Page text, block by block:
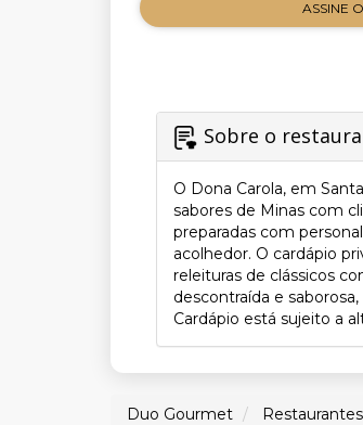
ASSINE
Sobre o
O Dona Carola, em
sabores de Minas com
preparadas com
acolhedor. O cardápio
releituras de clássicos
descontraída e
Cardápio está sujeito a
Duo Gourmet